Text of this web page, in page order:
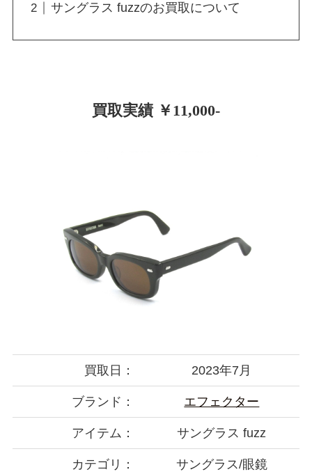
サングラス fuzzのお買取について
買取実績 ￥11,000-
買取日： 2023年7月
ブランド： エフェクター
アイテム： サングラス fuzz
カテゴリ： サングラス/眼鏡